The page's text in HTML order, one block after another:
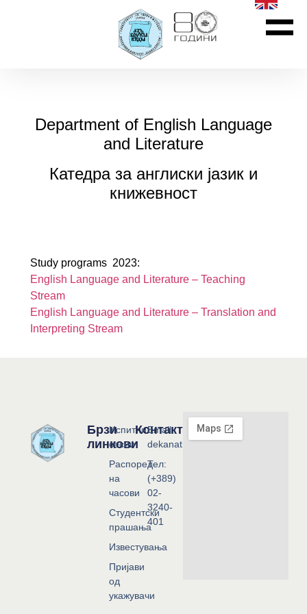
Department of English Language
and Literature
Катедра за англиски јазик и
книжевност
Study programs 2023:
English Language and Literature – Teaching
Stream
English Language and Literature – Translation and
Interpreting Stream
Брзи
линкови
Испитни
сесии
Распоред
на
часови
Студентски
прашања
Известувања
Пријави
од
укажувачи
Контакт
Email:
dekanat@flf.ukim.edu.mk
Тел:
(+389)
02-
3240-
401